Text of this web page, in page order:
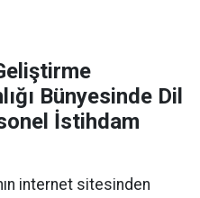
Bünyesinde Dil
İstihdam
internet sitesinden